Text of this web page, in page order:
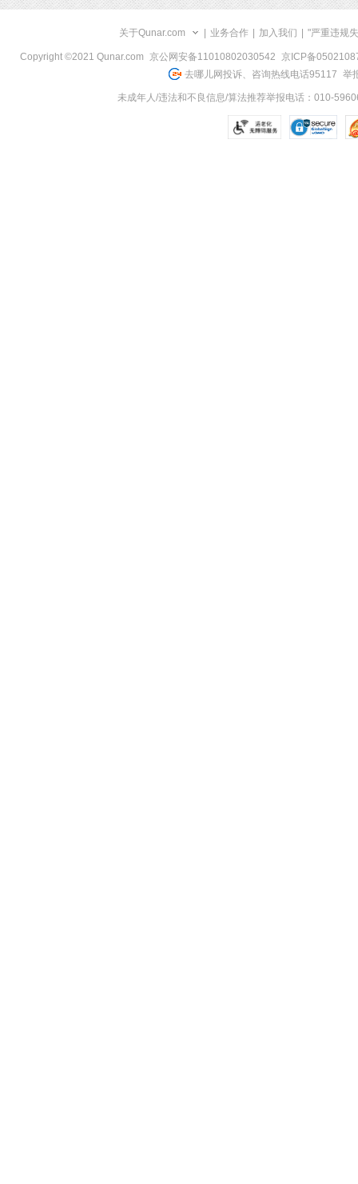
关于Qunar.com 业务合作 加入我们 "严重违规
Copyright ©2021 Qunar.com 京公网安备11010802030542
京ICP备
去哪儿网投诉、咨询热线电话95117 举
未成年人/违法和不良信息/算法推荐举报电话：010-